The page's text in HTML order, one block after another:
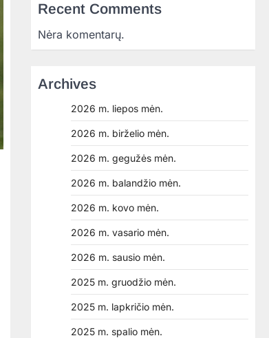
Recent Comments
Nėra komentarų.
Archives
2026 m. liepos mėn.
2026 m. birželio mėn.
2026 m. gegužės mėn.
2026 m. balandžio mėn.
2026 m. kovo mėn.
2026 m. vasario mėn.
2026 m. sausio mėn.
2025 m. gruodžio mėn.
2025 m. lapkričio mėn.
2025 m. spalio mėn.